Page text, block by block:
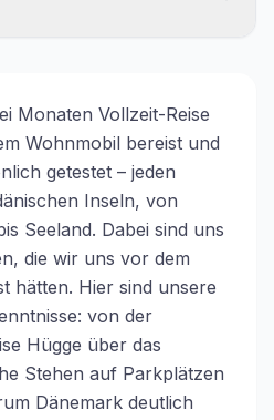
Monaten Vollzeit-Reise
Wohnmobil bereist und
getestet – jeden
Inseln, von
Seeland. Dabei sind uns
die wir uns vor dem
hätten. Hier sind unsere
von der
Hügge über das
Stehen auf Parkplätzen
Dänemark deutlich